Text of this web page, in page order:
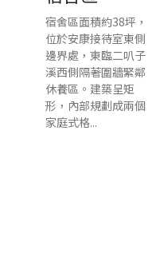
宿舍區面積約38坪，
位於安康接待室東側
邊界處，東臨二叭子
溪西側隔著圍牆緊鄰
休養區。建築呈矩
形，內部規劃成兩個
家庭式格...